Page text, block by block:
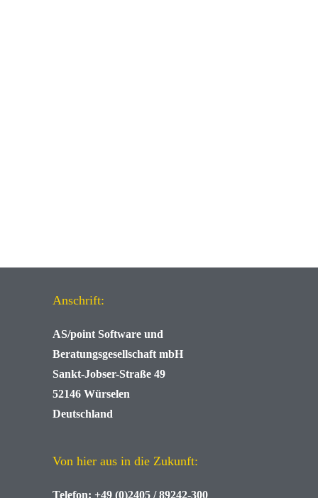
Anschrift:
AS/point Software und
Beratungsgesellschaft mbH
Sankt-Jobser-Straße 49
52146 Würselen
Deutschland
Von hier aus in die Zukunft:
Telefon: +49 (0)2405 / 89242-300